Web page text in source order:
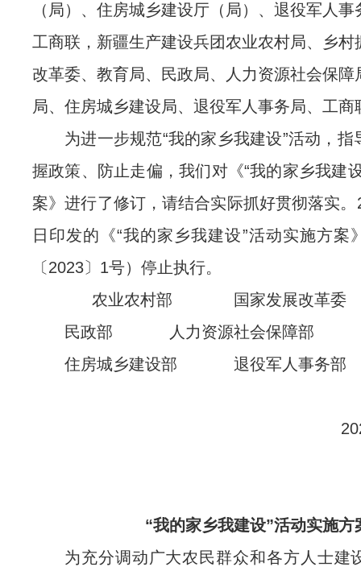
（局）、住房城乡建设厅（局）、退役军人
工商联，新疆生产建设兵团农业农村局、乡村
改革委、教育局、民政局、人力资源社会保障
局、住房城乡建设局、退役军人事务局、工商
为进一步规范“我的家乡我建设”活动，指
握政策、防止走偏，我们对《“我的家乡我建
案》进行了修订，请结合实际抓好贯彻落实
日印发的《“我的家乡我建设”活动实施方案
〔2023〕1号）停止执行。
农业农村部 国家发展改革
民政部 人力资源社会保障部
住房城乡建设部 退役军人事
“我的家乡我建设”活动实施方
为充分调动广大农民群众和各方人士建